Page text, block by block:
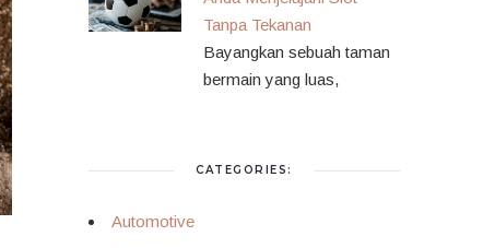
Tanpa Tekanan
Bayangkan sebuah taman
bermain yang luas,
CATEGORIES:
Automotive